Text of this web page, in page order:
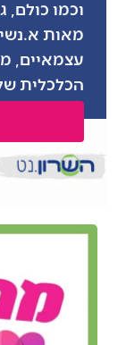
וכמו כולם,
מאות
עצמאיים,
הכלכלית